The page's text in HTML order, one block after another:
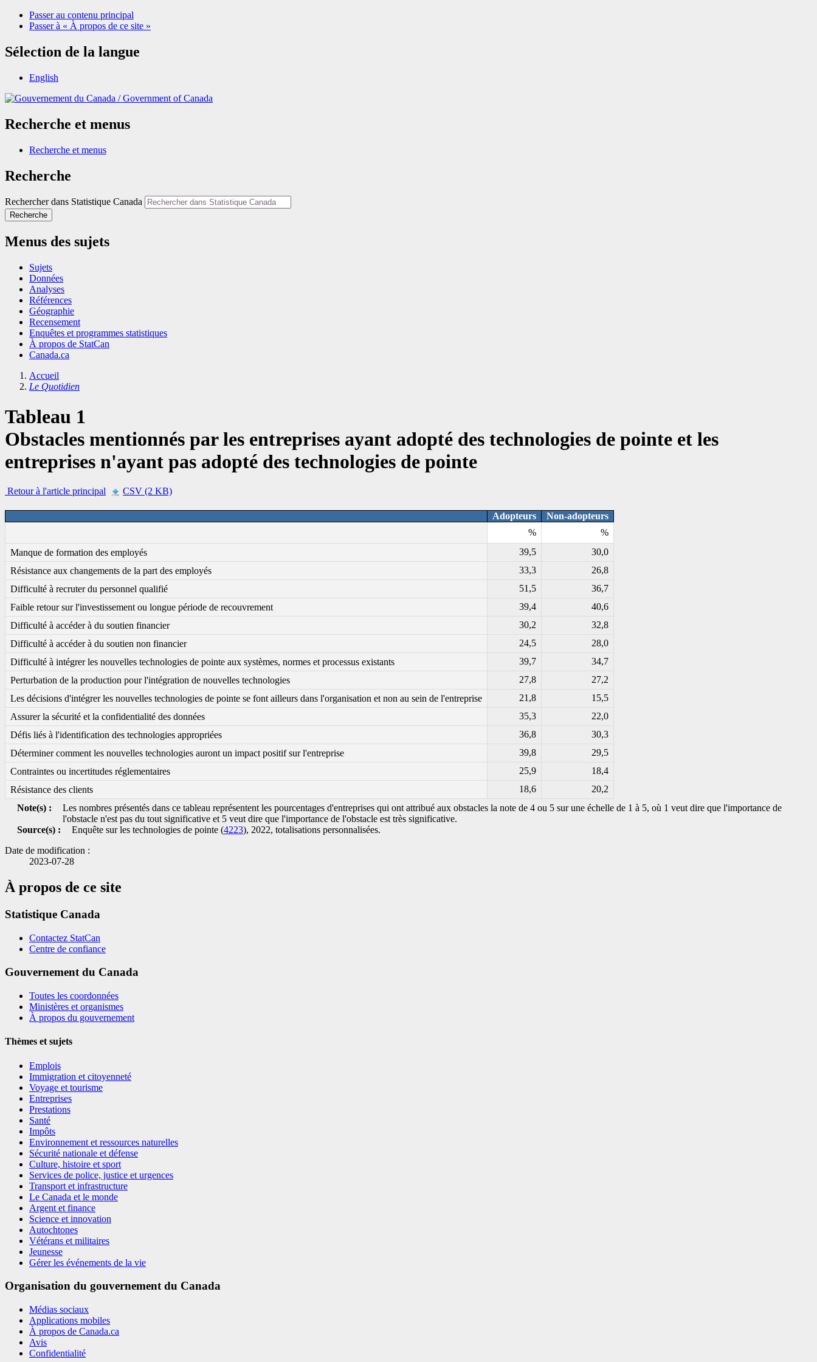
Passer au contenu principal
Passer à « À propos de ce site »
Sélection de la langue
English
/Government of Canada
Recherche et menus
Recherche et menus
Recherche
Rechercher dans Statistique Canada
Recherche
Menus des sujets
Sujets
Données
Analyses
Références
Géographie
Recensement
Enquêtes et programmes statistiques
À propos de StatCan
Canada.ca
Accueil
Le Quotidien
Tableau 1
Obstacles mentionnés par les entreprises ayant adopté des technologies de pointe et les
entreprises n'ayant pas adopté des technologies de pointe
Retour à l'article principal CSV (2 KB)
Adopteurs
Non-adopteurs
%
%
Manque de formation des employés
39,5
30,0
Résistance aux changements de la part des employés
33,3
26,8
Difficulté à recruter du personnel qualifié
51,5
36,7
Faible retour sur l'investissement ou longue période de recouvrement
39,4
40,6
Difficulté à accéder à du soutien financier
30,2
32,8
Difficulté à accéder à du soutien non financier
24,5
28,0
Difficulté à intégrer les nouvelles technologies de pointe aux systèmes, normes et processus existants
39,7
34,7
Perturbation de la production pour l'intégration de nouvelles technologies
27,8
27,2
Les décisions d'intégrer les nouvelles technologies de pointe se font ailleurs dans l'organisation et non au sein de l'entreprise
21,8
15,5
Assurer la sécurité et la confidentialité des données
35,3
22,0
Défis liés à l'identification des technologies appropriées
36,8
30,3
Déterminer comment les nouvelles technologies auront un impact positif sur l'entreprise
39,8
29,5
Contraintes ou incertitudes réglementaires
25,9
18,4
Résistance des clients
18,6
20,2
Note(s) :
Les nombres présentés dans ce tableau représentent les pourcentages d'entreprises qui ont attribué aux obstacles la note de 4 ou 5 sur une échelle de 1 à 5, où 1 veut dire que l'importance de
l'obstacle n'est pas du tout significative et 5 veut dire que l'importance de l'obstacle est très significative.
Source(s) :
Enquête sur les technologies de pointe (4223), 2022, totalisations personnalisées.
Date de modification :
2023-07-28
À propos de ce site
Statistique Canada
Contactez StatCan
Centre de confiance
Gouvernement du Canada
Toutes les coordonnées
Ministères et organismes
À propos du gouvernement
Thèmes et sujets
Emplois
Immigration et citoyenneté
Voyage et tourisme
Entreprises
Prestations
Santé
Impôts
Environnement et ressources naturelles
Sécurité nationale et défense
Culture, histoire et sport
Services de police, justice et urgences
Transport et infrastructure
Le Canada et le monde
Argent et finance
Science et innovation
Autochtones
Vétérans et militaires
Jeunesse
Gérer les événements de la vie
Organisation du gouvernement du Canada
Médias sociaux
Applications mobiles
À propos de Canada.ca
Avis
Confidentialité